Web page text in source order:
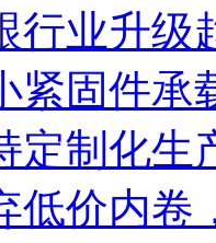
行业升
紧固件承
定制化
低价内卷